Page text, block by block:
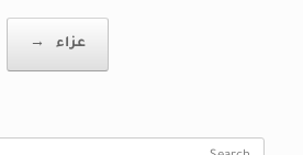
عزاء →
Search